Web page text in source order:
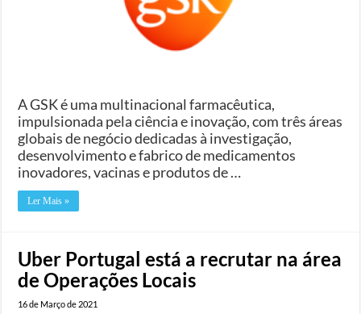
A GSK é uma multinacional farmacêutica,
impulsionada pela ciência e inovação, com três áreas
globais de negócio dedicadas à investigação,
desenvolvimento e fabrico de medicamentos
inovadores, vacinas e produtos de …
Ler Mais »
Uber Portugal está a recrutar na área
de Operações Locais
16 de Março de 2021